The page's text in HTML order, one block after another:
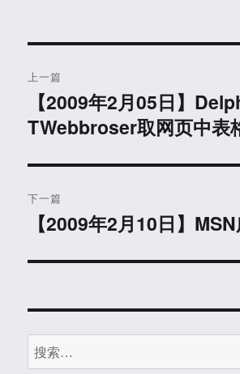
章
导
航
上一篇
篇
章：
【2009年2月05日】
TWebbroser取网页中表
下一篇
文
【2009年2月10日】
搜
索：